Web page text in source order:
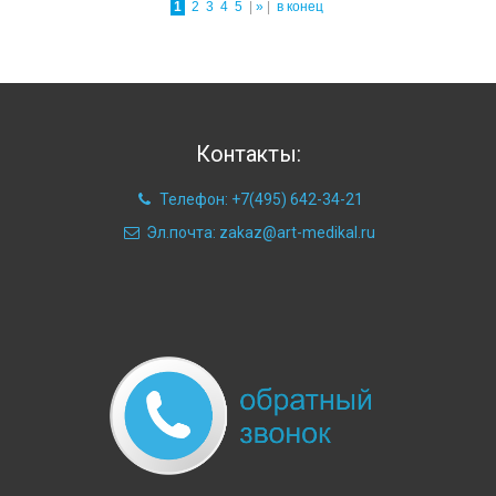
1 2 3 4 5| »| в конец
Контакты:
Телефон: +7(495) 642-34-21
Эл.почта: zakaz@art-medikal.ru